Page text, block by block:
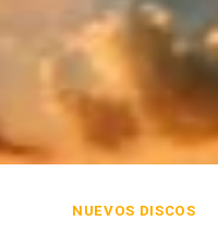
NUEVOS DISCOS